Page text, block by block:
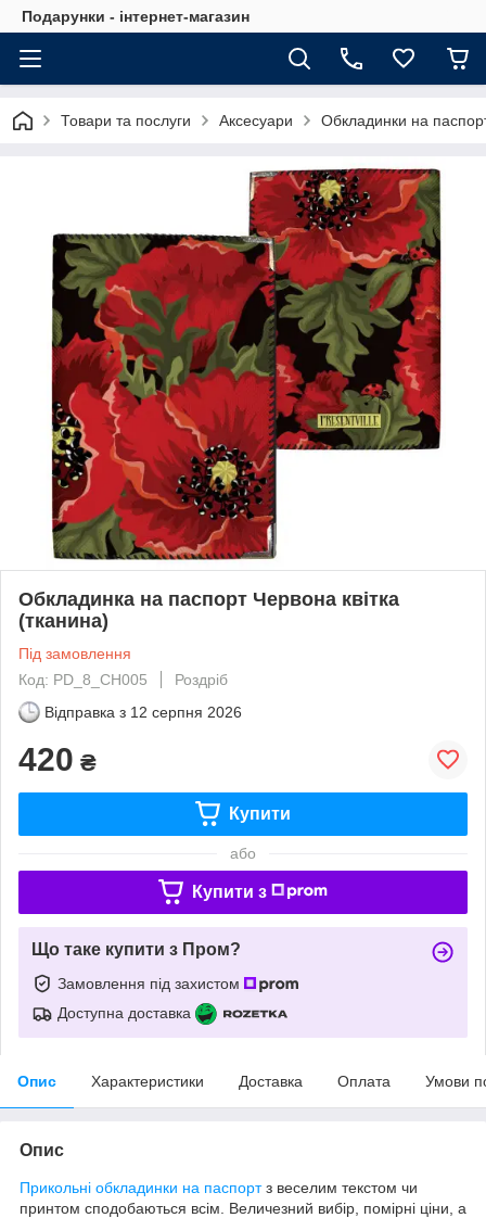
Подарунки - інтернет-магазин
Товари та послуги Аксесуари Обкладинки на
Обкладинка на паспорт Червона квітка
(тканина)
Під замовлення
Код: PD_8_CH005
Роздріб
Відправка з 12 серпня 2026
420 ₴
Купити
або
Купити з
Що таке купити з Пром?
Замовлення під захистом
Доступна доставка
Опис Характеристики Доставка Оплата Умови
Опис
Прикольні обкладинки на паспортз веселим текстом чи
принтом сподобаються всім. Величезний вибір, помірні ціни, а